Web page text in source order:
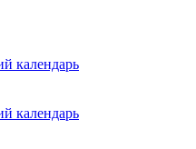
календарь
календарь